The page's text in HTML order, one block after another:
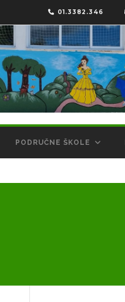
01.3382.346
PODRUČNE ŠKOLE